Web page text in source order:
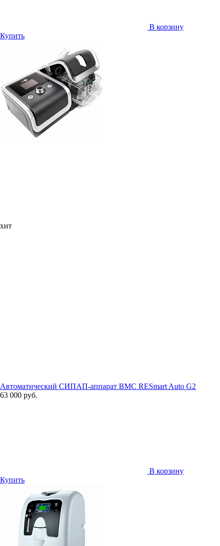
В корзину
Купить
хит
Автоматический СИПАП-аппарат BMC RESmart Auto G2
63 000 руб.
В корзину
Купить